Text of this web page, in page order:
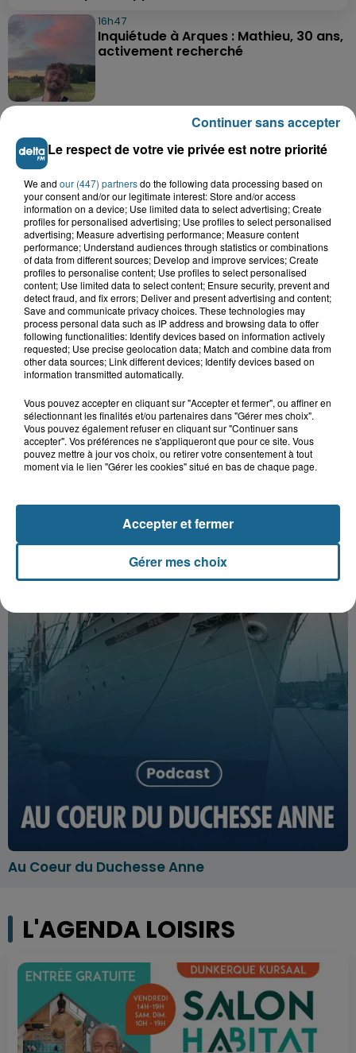
16h47
Inquiétude à Arques : Mathieu, 30 ans,
activement recherché
Foot, Boulogne-sur-Mer : Grégory Thil,
un directeur sportif à...
15h06
Hand : Dunkerque face à l'élite pour
préparer la saison du renouveau
14h58
Incendie à La Brasserie de Saint-Omer
: 80 personnes évacuées
Au Coeur du Duchesse Anne
L'AGENDA LOISIRS
Le respect de votre vie privée est notre priorité
We and our (447) partnersdo the following data processing based on
your consent and/or our legitimate interest: Store and/or access
information on a device; Use limited data to select advertising; Create
profiles for personalised advertising; Use profiles to select personalised
advertising; Measure advertising performance; Measure content
performance; Understand audiences through statistics or combinations
of data from different sources; Develop and improve services; Create
profiles to personalise content; Use profiles to select personalised
content; Use limited data to select content; Ensure security, prevent and
detect fraud, and fix errors; Deliver and present advertising and content;
Save and communicate privacy choices. These technologies may
process personal data such as IP address and browsing data to offer
following functionalities: Identify devices based on information actively
requested; Use precise geolocation data; Match and combine data from
other data sources; Link different devices; Identify devices based on
information transmitted automatically.
Vous pouvez accepter en cliquant sur "Accepter et fermer", ou affiner en
sélectionnant les finalités et/ou partenaires dans "Gérer mes choix".
Vous pouvez également refuser en cliquant sur "Continuer sans
accepter". Vos préférences ne s'appliqueront que pour ce site. Vous
pouvez mettre à jour vos choix, ou retirer votre consentement à tout
moment via le lien "Gérer les cookies" situé en bas de chaque page.
Gérer mes choix
Accepter et fermer
Continuer sans accepter